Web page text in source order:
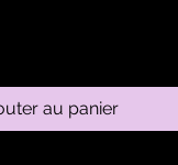
au panier